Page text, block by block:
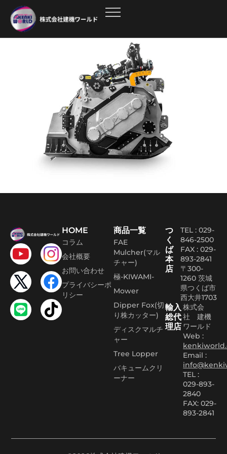
HOME
コラム
会社概要
お問い合わせ
プライバシーポ
リシー
商品一覧
FAE
Mulcher(マル
チャー)
極-KIWAMI-
Mower
Dipper Fox(切
り株カッター)
ディスクマルチ
ャー
Tree Lopper
バキュームクリ
ーナー
つ
く
ば
本
店
TEL : 029-
846-2500
FAX : 029-
893-2841
〒300-
1260 茨城
県つくば市
西大井1703
輸入
総代
理店
株式会
社 建機
ワールド
Web :
Email :
TEL :
029-893-
2840
FAX: 029-
893-2841